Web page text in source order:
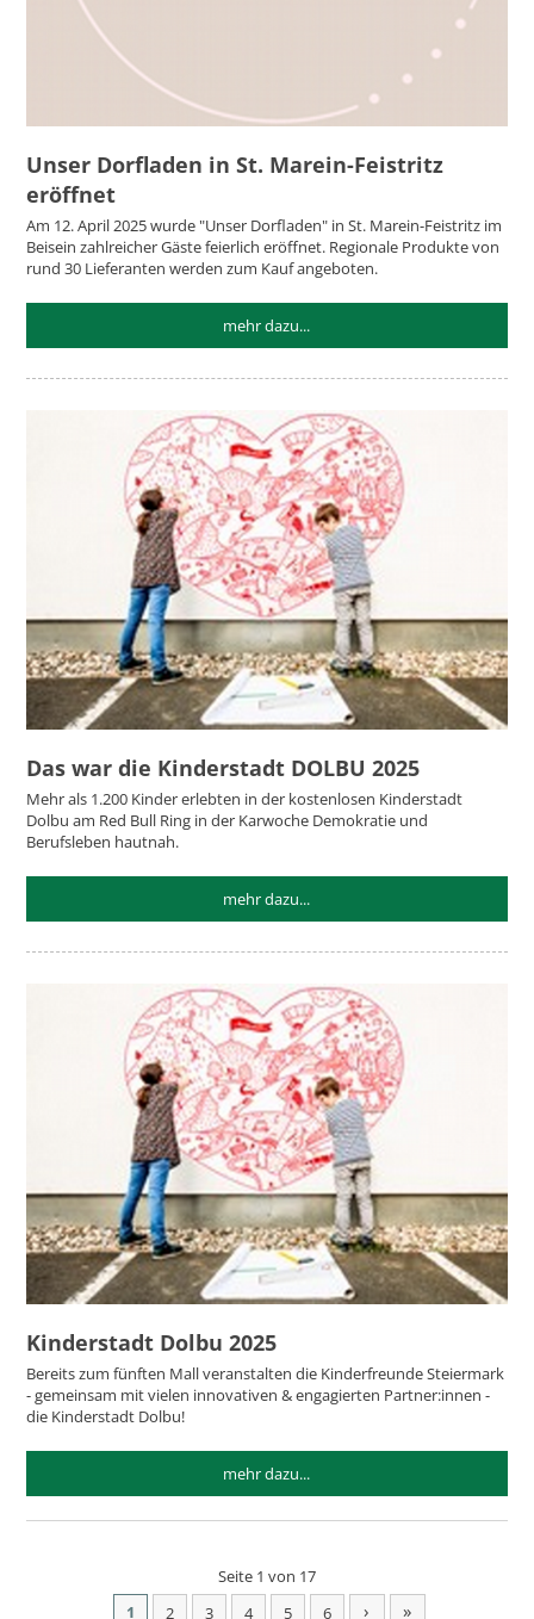
Unser Dorfladen in St. Marein-Feistritz
eröffnet
Am 12. April 2025 wurde "Unser Dorfladen" in St. Marein-Feistritz im
Beisein zahlreicher Gäste feierlich eröffnet. Regionale Produkte von
rund 30 Lieferanten werden zum Kauf angeboten.
mehr dazu...
Das war die Kinderstadt DOLBU 2025
Mehr als 1.200 Kinder erlebten in der kostenlosen Kinderstadt
Dolbu am Red Bull Ring in der Karwoche Demokratie und
Berufsleben hautnah.
mehr dazu...
Kinderstadt Dolbu 2025
Bereits zum fünften Mall veranstalten die Kinderfreunde Steiermark
- gemeinsam mit vielen innovativen & engagierten Partner:innen -
die Kinderstadt Dolbu!
mehr dazu...
Seite 1 von 17
1
2 3 4 5 6 › »